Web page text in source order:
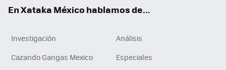
En Xataka México hablamos de...
Investigación
Análisis
Cazando Gangas Mexico
Especiales